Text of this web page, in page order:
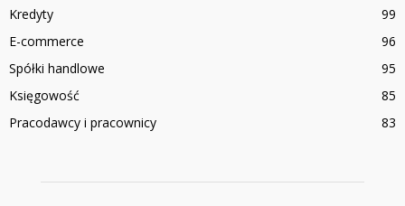
Kredyty
99
E-commerce
96
Spółki handlowe
95
Księgowość
85
Pracodawcy i pracownicy
83